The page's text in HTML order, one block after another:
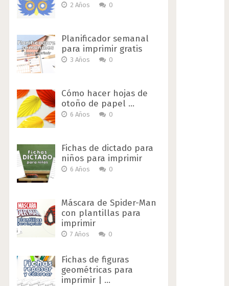
2 Años 0
Planificador semanal
para imprimir gratis
3 Años 0
Cómo hacer hojas de
otoño de papel …
6 Años 0
Fichas de dictado para
niños para imprimir
6 Años 0
Máscara de Spider-Man
con plantillas para
imprimir
7 Años 0
Fichas de figuras
geométricas para
imprimir | …